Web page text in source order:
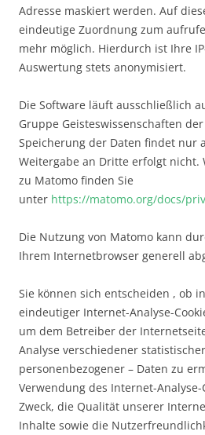
Adresse maskiert werden. Auf
eindeutige Zuordnung zum
mehr möglich. Hierdurch ist Ihre
Auswertung stets anonymisiert.
Die Software läuft ausschließlich
Gruppe Geisteswissenschaften der
Speicherung der Daten findet nur
Weitergabe an Dritte erfolgt nicht.
zu Matomo finden Sie
unter https://matomo.org/docs/
Die Nutzung von Matomo kann
Ihrem Internetbrowser generell
Sie können sich entscheiden , ob
eindeutiger Internet-Analyse-
um dem Betreiber der
Analyse verschiedener
personenbezogener – Daten zu
Verwendung des Internet-
Zweck, die Qualität unserer
Inhalte sowie die